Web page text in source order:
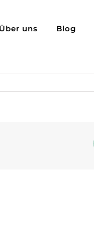
uns Blog